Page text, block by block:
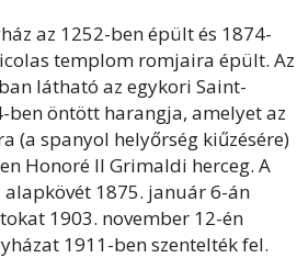
az 1252-ben épült és 1874-
templom romjaira épült. Az
látható az egykori Saint-
öntött harangja, amelyet az
(a spanyol helyőrség kiűzésére)
Honoré II Grimaldi herceg. A
alapkövét 1875. január 6-án
1903. november 12-én
1911-ben szentelték fel.